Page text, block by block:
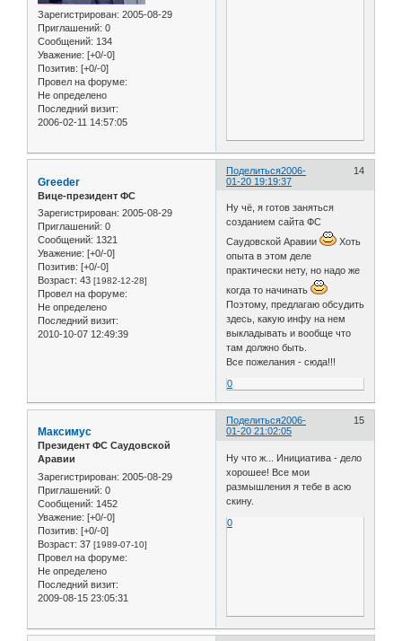
Зарегистрирован: 2005-08-29
Приглашений: 0
Сообщений: 134
Уважение: [+0/-0]
Позитив: [+0/-0]
Провел на форуме:
Не определено
Последний визит:
2006-02-11 14:57:05
Поделиться 14
2006-
01-20 19:19:37
Greeder
Вице-президент ФС
Зарегистрирован: 2005-08-29
Приглашений: 0
Сообщений: 1321
Уважение: [+0/-0]
Позитив: [+0/-0]
Возраст: 43 [1982-12-28]
Провел на форуме:
Не определено
Последний визит:
2010-10-07 12:49:39
Ну чё, я готов заняться
созданием сайта ФС
Саудовской Аравии
Хоть
опыта в этом деле
практически нету, но надо же
когда то начинать
Поэтому, предлагаю обсудить
здесь, какую инфу на нем
выкладывать и вообще что
там должно быть.
Все пожелания - сюда!!!
0
Поделиться 15
2006-
01-20 21:02:05
Максимус
Президент ФС Саудовской
Аравии
Зарегистрирован: 2005-08-29
Приглашений: 0
Сообщений: 1452
Уважение: [+0/-0]
Позитив: [+0/-0]
Возраст: 37 [1989-07-10]
Провел на форуме:
Не определено
Последний визит:
2009-08-15 23:05:31
Ну что ж... Инициатива - дело
хорошее! Все мои
размышления я тебе в асю
скину.
0